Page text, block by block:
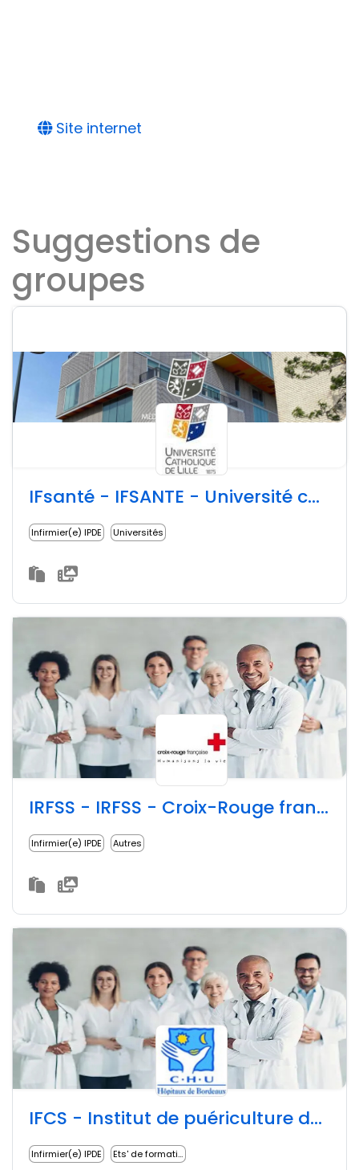
Site internet
Suggestions de
groupes
IFsanté - IFSANTE - Université catholique de Lille, Université catholique de Lille
Infirmier(e) IPDE Universités
IRFSS - IRFSS - Croix-Rouge française - Site de Nice
Infirmier(e) IPDE Autres
IFCS - Institut de puériculture du CHU - Institut des métiers de la santé - Bordeaux
Infirmier(e) IPDE Ets' de formation